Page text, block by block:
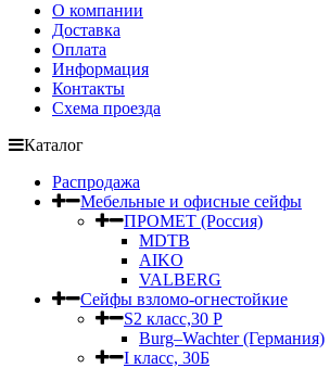
О компании
Доставка
Оплата
Информация
Контакты
Схема проезда
Каталог
Распродажа
Мебельные и офисные сейфы
ПРОМЕТ (Россия)
MDTB
AIKO
VALBERG
Сейфы взломо-огнестойкие
S2 класс,30 Р
Burg–Wachter (Германия)
I класс, 30Б